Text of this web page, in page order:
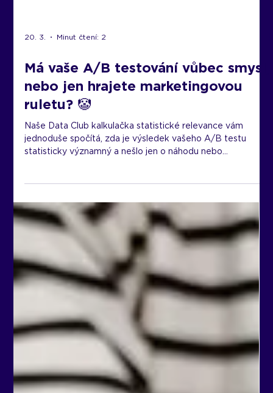
Má vaše A/B testování vůbec smysl,
nebo jen hrajete marketingovou
ruletu? 🤡
Naše Data Club kalkulačka statistické relevance vám
jednoduše spočítá, zda je výsledek vašeho A/B testu
statisticky významný a nešlo jen o náhodu nebo
statistickou chybu.